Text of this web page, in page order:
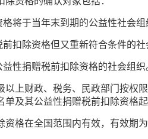
将于当年末到期的公益性社会组
扣除资格但又重新符合条件的
性捐赠税前扣除资格的社会组织
以上财政、税务、民政部门按
单及其公益性捐赠税前扣除资格
资格在全国范围内有效，有效期